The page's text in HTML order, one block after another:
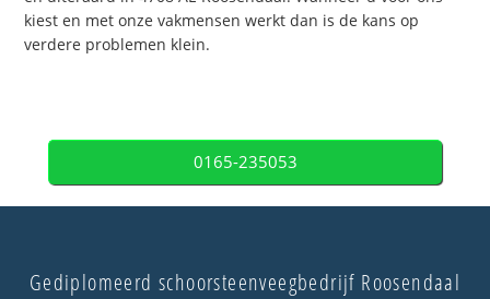
kiest en met onze vakmensen werkt dan is de kans op
verdere problemen klein.
0165-235053
Gediplomeerd schoorsteenveegbedrijf Roosendaal